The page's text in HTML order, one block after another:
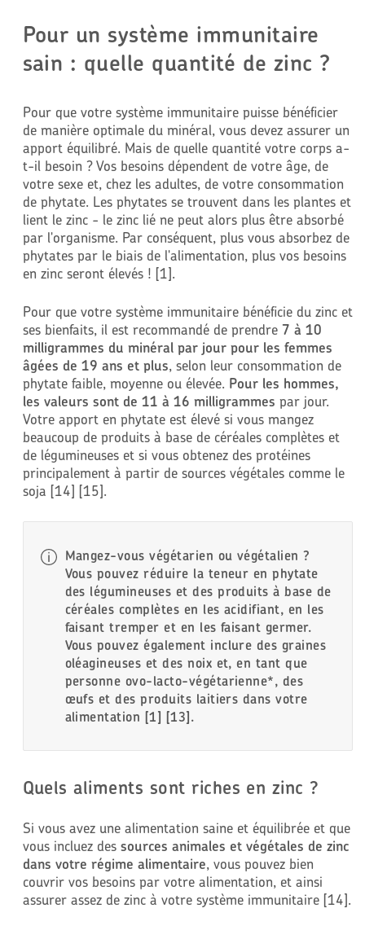
Pour un système immunitaire
sain : quelle quantité de zinc ?
Pour que votre système immunitaire puisse bénéficier
de manière optimale du minéral, vous devez assurer un
apport équilibré. Mais de quelle quantité votre corps a-
t-il besoin ? Vos besoins dépendent de votre âge, de
votre sexe et, chez les adultes, de votre consommation
de phytate. Les phytates se trouvent dans les plantes et
lient le zinc - le zinc lié ne peut alors plus être absorbé
par l'organisme. Par conséquent, plus vous absorbez de
phytates par le biais de l'alimentation, plus vos besoins
en zinc seront élevés ! [1].
Pour que votre système immunitaire bénéficie du zinc et
ses bienfaits, il est recommandé de prendre 7 à 10
milligrammes du minéral par jour pour les femmes
âgées de 19 ans et plus, selon leur consommation de
phytate faible, moyenne ou élevée. Pour les hommes,
les valeurs sont de 11 à 16 milligrammes par jour.
Votre apport en phytate est élevé si vous mangez
beaucoup de produits à base de céréales complètes et
de légumineuses et si vous obtenez des protéines
principalement à partir de sources végétales comme le
soja [14] [15].
Mangez-vous végétarien ou végétalien ?
Vous pouvez réduire la teneur en phytate
des légumineuses et des produits à base de
céréales complètes en les acidifiant, en les
faisant tremper et en les faisant germer.
Vous pouvez également inclure des graines
oléagineuses et des noix et, en tant que
personne ovo-lacto-végétarienne*, des
œufs et des produits laitiers dans votre
alimentation [1] [13].
Quels aliments sont riches en zinc ?
Si vous avez une alimentation saine et équilibrée et que
vous incluez des sources animales et végétales de zinc
dans votre régime alimentaire, vous pouvez bien
couvrir vos besoins par votre alimentation, et ainsi
assurer assez de zinc à votre système immunitaire [14].